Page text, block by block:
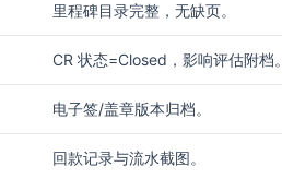
里程碑目录完整，无缺页。
CR 状态=Closed，影响评估附档。
电子签/盖章版本归档。
回款记录与流水截图。